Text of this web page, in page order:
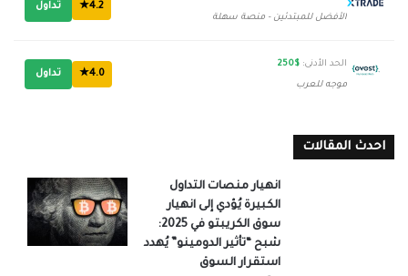
الأفضل للمبتدئين - منصة سهلة
4.2★ تداول
الحد الأدنى: $250
موجه للعرب
4.0★ تداول
احدث المقالات
انهيار منصات التداول
الكبيرة يُؤدي إلى انهيار
سوق الكريبتو في 2025:
شبح “تأثير الدومينو” يُهدد
استقرار السوق